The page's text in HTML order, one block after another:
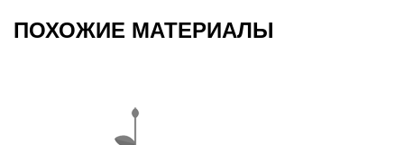
ПОХОЖИЕ МАТЕРИАЛЫ